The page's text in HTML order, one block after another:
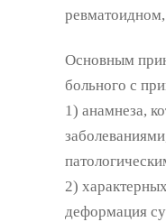
Основным
больного с
1) анамнеза,
2)
деформация